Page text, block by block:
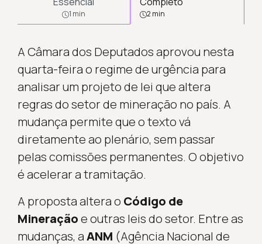
1 min 2 min
A Câmara dos Deputados aprovou nesta
quarta-feira o regime de urgência para
analisar um projeto de lei que altera
regras do setor de mineração no país. A
mudança permite que o texto vá
diretamente ao plenário, sem passar
pelas comissões permanentes. O objetivo
é acelerar a tramitação.
A proposta altera o Código de
Mineraçãoe outras leis do setor. Entre as
mudanças, aANM (Agência Nacional de